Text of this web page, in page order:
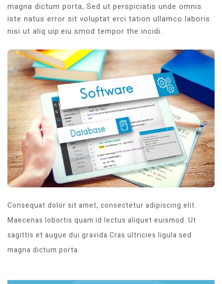
magna dictum porta, Sed ut perspiciatis unde omnis
iste natus error sit voluptat erci tation ullamco laboris
nisi ut aliq uip.eiu smod tempor the incidi.
Consequat dolor sit amet, consectetur adipiscing elit.
Maecenas lobortis quam id lectus aliquet euismod. Ut
sagittis et augue dui gravida Cras ultricies ligula sed
magna dictum porta.